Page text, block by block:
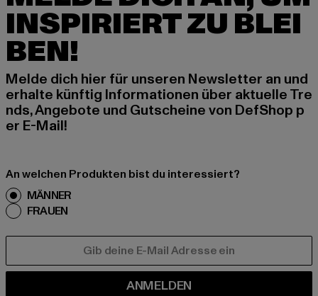
INSPIRIERT ZU BLEI
BEN!
Melde dich hier für unseren Newsletter an und
erhalte künftig Informationen über aktuelle Tre
nds, Angebote und Gutscheine von DefShop p
er E-Mail!
An welchen Produkten bist du interessiert?
MÄNNER
FRAUEN
ANMELDEN